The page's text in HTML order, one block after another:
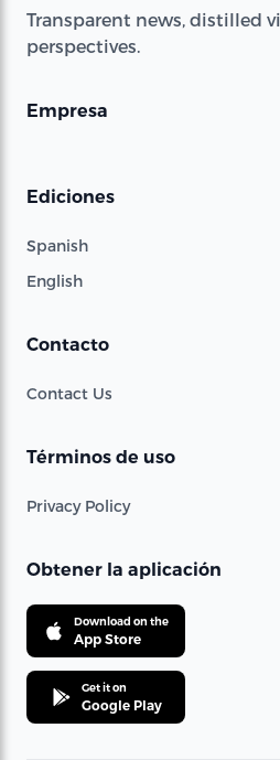
Transparent news, distilled
perspectives.
Empresa
Ediciones
Spanish
English
Contacto
Contact Us
Términos de uso
Privacy Policy
Obtener la aplicación
Download on the
App Store
Get it on
Google Play